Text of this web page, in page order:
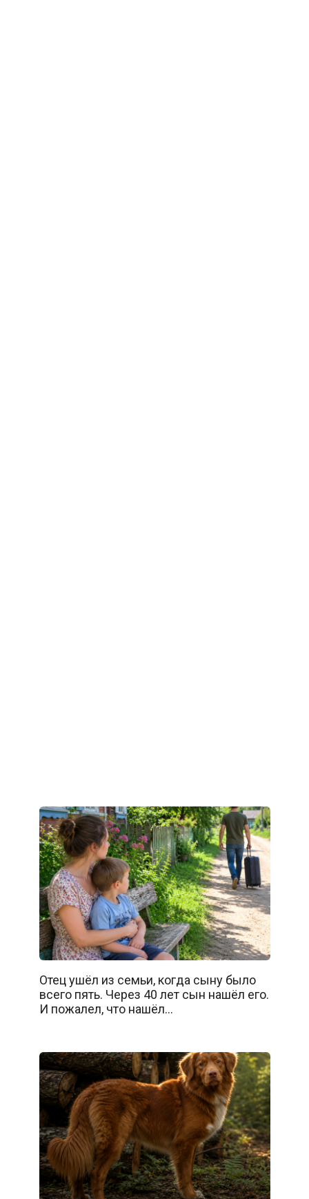
Отец ушёл из семьи, когда сыну было
всего пять. Через 40 лет сын нашёл его.
И пожалел, что нашёл…